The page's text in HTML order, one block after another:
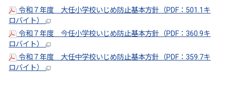
令和７年度 大任小学校いじめ防止基本方針（PDF：501.1キ
ロバイト）
令和７年度 今任小学校いじめ防止基本方針（PDF：360.9キ
ロバイト）
令和７年度 大任中学校いじめ防止基本方針（PDF：359.7キ
ロバイト）